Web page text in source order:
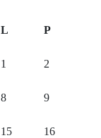
L P
1 2
8 9
15 16